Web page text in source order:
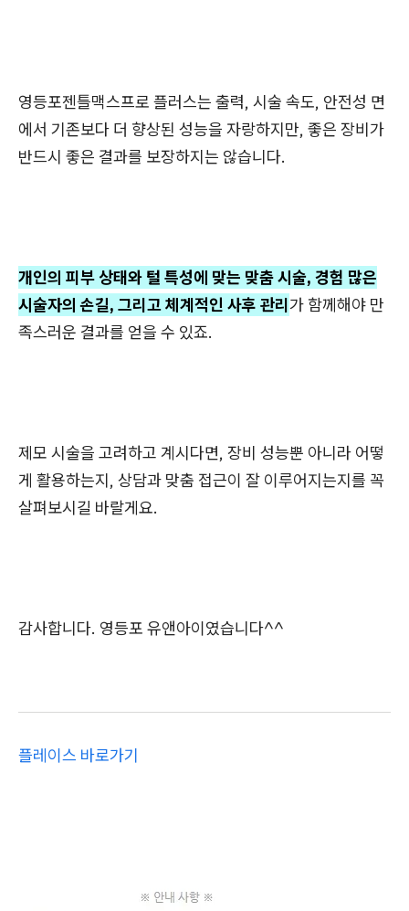
영등포젠틀맥스프로 플러스는 출력, 시술 속도, 안전성 면
에서 기존보다 더 향상된 성능을 자랑하지만, 좋은 장비가
반드시 좋은 결과를 보장하지는 않습니다.
개인의 피부 상태와 털 특성에 맞는 맞춤 시술, 경험 많은
시술자의 손길, 그리고 체계적인 사후 관리가 함께해야 만
족스러운 결과를 얻을 수 있죠.
제모 시술을 고려하고 계시다면, 장비 성능뿐 아니라 어떻
게 활용하는지, 상담과 맞춤 접근이 잘 이루어지는지를 꼭
살펴보시길 바랄게요.
감사합니다. 영등포 유앤아이였습니다^^
플레이스 바로가기